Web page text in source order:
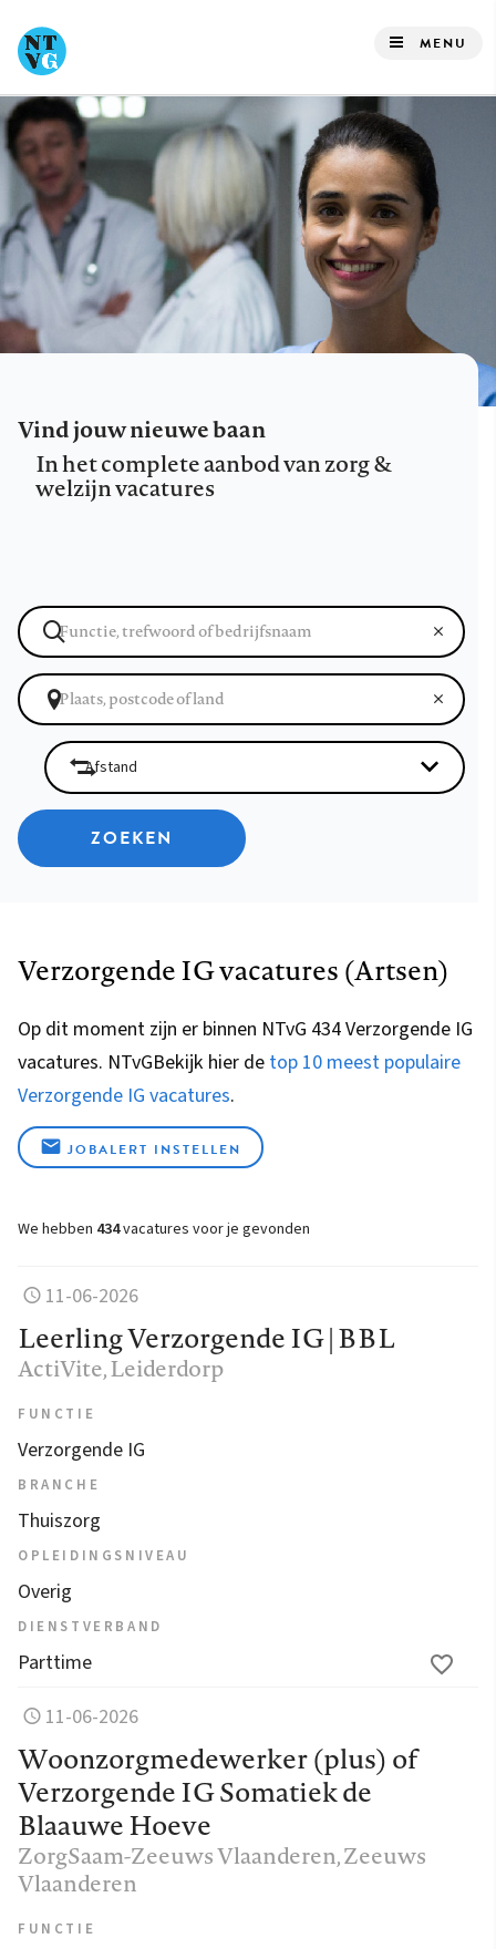
naar
de
inhoud
gaan
MENU
Vind jouw nieuwe baan
In het complete aanbod van zorg &
welzijn vacatures
ZOEKEN
Verzorgende IG vacatures (Artsen)
Op dit moment zijn er binnen NTvG 434 Verzorgende IG
vacatures. NTvGBekijk hier de top 10 meest populaire
Verzorgende IG vacatures.
JOBALERT INSTELLEN
We hebben 434vacatures voor je gevonden
11-06-2026
Leerling Verzorgende IG | BBL
ActiVite, Leiderdorp
FUNCTIE
Verzorgende IG
BRANCHE
Thuiszorg
OPLEIDINGSNIVEAU
Overig
DIENSTVERBAND
Parttime
11-06-2026
Woonzorgmedewerker (plus) of
Verzorgende IG Somatiek de
Blaauwe Hoeve
ZorgSaam-Zeeuws Vlaanderen, Zeeuws
Vlaanderen
FUNCTIE